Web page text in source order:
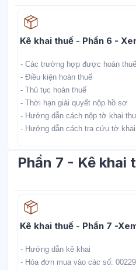
Kê khai thuế - Phần 6 -
- Các trường hợp được hoàn thuế
- Điều kiện hoàn thuế
- Thủ tục hoàn thuế
- Thời hạn giải quyết nộp hồ sơ
- Hướng dẫn cách nộp tờ khai
- Hướng dẫn cách tra cứu tờ khai
Phần 7 - Kê khai
Kê khai thuế - Phần 7 -
- Hướng dẫn kê khai
- Hóa đơn mua vào các số: